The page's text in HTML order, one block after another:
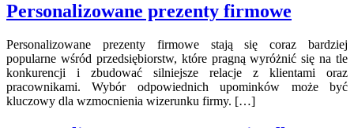
Personalizowane prezenty firmowe
Personalizowane prezenty firmowe stają się coraz bardziej
popularne wśród przedsiębiorstw, które pragną wyróżnić się na tle
konkurencji i zbudować silniejsze relacje z klientami oraz
pracownikami. Wybór odpowiednich upominków może być
kluczowy dla wzmocnienia wizerunku firmy. […]